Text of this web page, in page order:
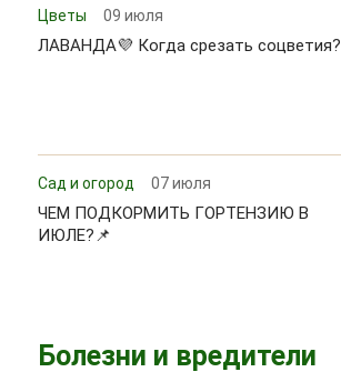
Цветы 09 июля
ЛАВАНДА💜 Когда срезать соцветия?
Сад и огород 07 июля
ЧЕМ ПОДКОРМИТЬ ГОРТЕНЗИЮ В
ИЮЛЕ?📌
Болезни и вредители